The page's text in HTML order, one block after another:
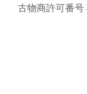
古物商許可番